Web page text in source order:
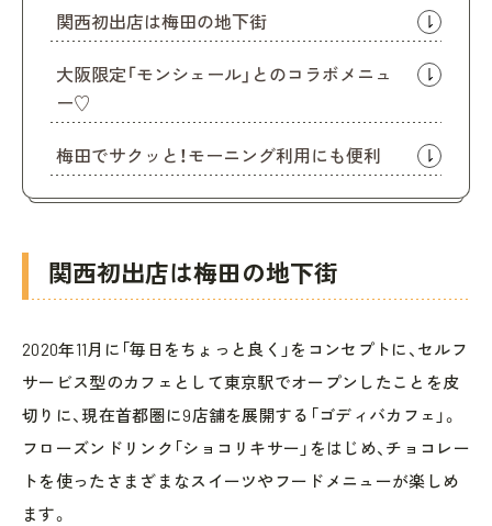
関西初出店は梅田の地下街
大阪限定「モンシェール」とのコラボメニュ
ー♡
梅田でサクッと！モーニング利用にも便利
関西初出店は梅田の地下街
2020年11月に「毎日をちょっと良く」をコンセプトに、セルフ
サービス型のカフェとして東京駅でオープンしたことを皮
切りに、現在首都圏に9店舗を展開する「ゴディバカフェ」。
フローズンドリンク「ショコリキサー」をはじめ、チョコレー
トを使ったさまざまなスイーツやフードメニューが楽しめ
ます。